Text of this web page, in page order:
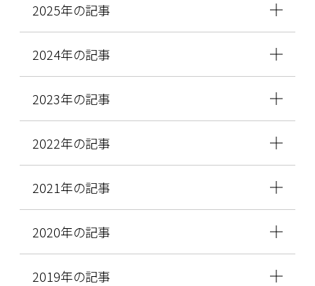
2025年の記事
2024年の記事
2023年の記事
2022年の記事
2021年の記事
2020年の記事
2019年の記事